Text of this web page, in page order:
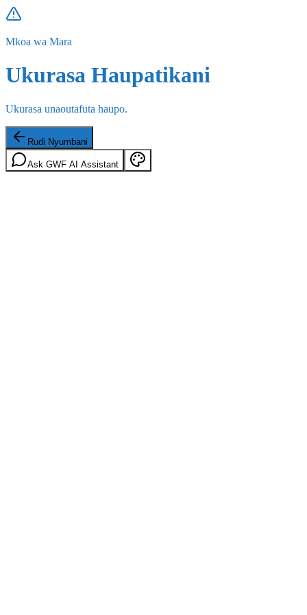
Mkoa wa Mara
Ukurasa Haupatikani
Ukurasa unaoutafuta haupo.
Rudi Nyumbani
Ask GWF AI Assistant